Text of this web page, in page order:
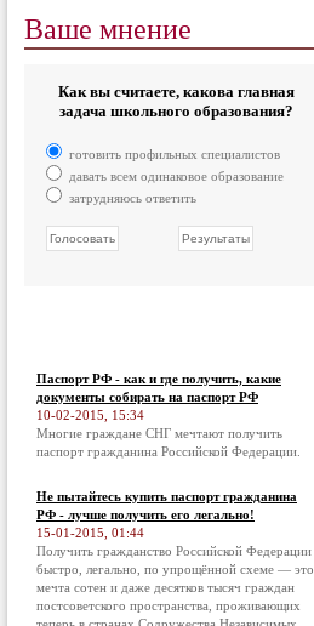
Ваше мнение
Как вы считаете, какова главная
задача школьного образования?
готовить профильных специалистов
давать всем одинаковое образование
затрудняюсь ответить
Паспорт РФ - как и где получить, какие
документы собирать на паспорт РФ
10-02-2015, 15:34
Многие граждане СНГ мечтают получить
паспорт гражданина Российской Федерации.
Не пытайтесь купить паспорт гражданина
РФ - лучше получить его легально!
15-01-2015, 01:44
Получить гражданство Российской Федерации
быстро, легально, по упрощённой схеме — это
мечта сотен и даже десятков тысяч граждан
постсоветского пространства, проживающих